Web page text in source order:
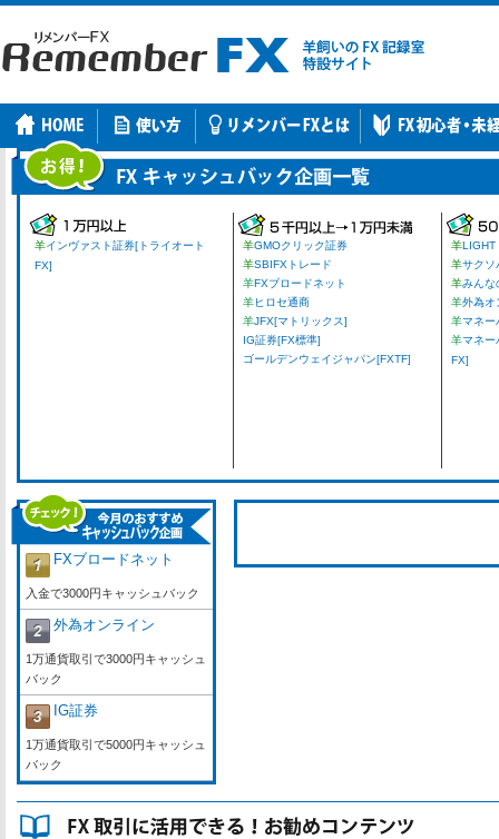
羊インヴァスト証券[トライオート
FX]
羊GMOクリック証券
羊SBIFXトレード
羊FXブロードネット
羊ヒロセ通商
羊JFX[マトリックス]
IG証券[FX標準]
ゴールデンウェイジャパン[FXTF]
羊LIGHT
羊サクソ
羊みんな
羊外為オ
羊マネー
羊マネー
FX]
FXブロードネット
入金で3000円キャッシュバック
外為オンライン
1万通貨取引で3000円キャッシュ
バック
IG証券
1万通貨取引で5000円キャッシュ
バック